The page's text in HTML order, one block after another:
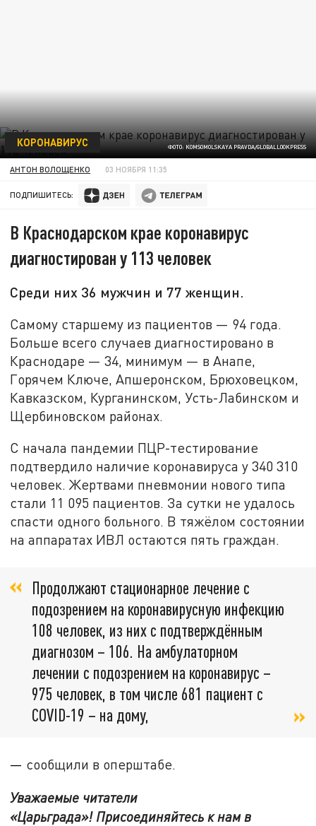
ФОТО: KOMSOMOLSKAYA PRAVDA/GLOBALLOOKPRESS
КОРОНАВИРУС
АНТОН ВОЛОЩЕНКО 03 НОЯБРЯ 11:35
ПОДПИШИТЕСЬ:
В Краснодарском крае коронавирус
диагностирован у 113 человек
Среди них 36 мужчин и 77 женщин.
Самому старшему из пациентов — 94 года.
Больше всего случаев диагностировано в
Краснодаре — 34, минимум — в Анапе,
Горячем Ключе, Апшеронском, Брюховецком,
Кавказском, Курганинском, Усть-Лабинском и
Щербиновском районах.
С начала пандемии ПЦР-тестирование
подтвердило наличие коронавируса у 340 310
человек. Жертвами пневмонии нового типа
стали 11 095 пациентов. За сутки не удалось
спасти одного больного. В тяжёлом состоянии
на аппаратах ИВЛ остаются пять граждан.
Продолжают стационарное лечение с
подозрением на коронавирусную инфекцию
108 человек, из них с подтверждённым
диагнозом – 106. На амбулаторном
лечении с подозрением на коронавирус –
975 человек, в том числе 681 пациент с
COVID-19 – на дому,
— сообщили в оперштабе.
Уважаемые читатели
«Царьграда»! Присоединяйтесь к нам в